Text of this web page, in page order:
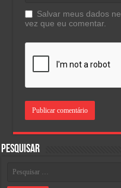
Salvar meus dados
vez que eu comentar.
Pesquisar